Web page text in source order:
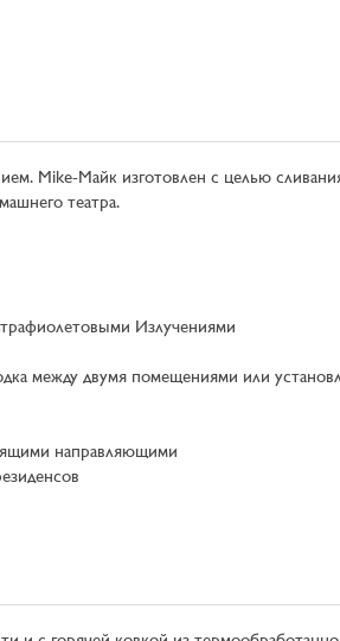
Mike-Майк изготовлен с целью
театра.
Излучениями
между двумя помещениями или
направляющими